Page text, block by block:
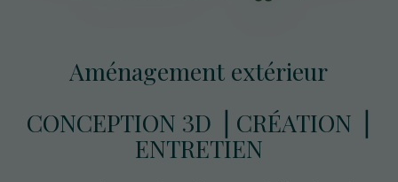
Aménagement extérieur
CONCEPTION 3D ⎥ CRÉATION ⎥
ENTRETIEN